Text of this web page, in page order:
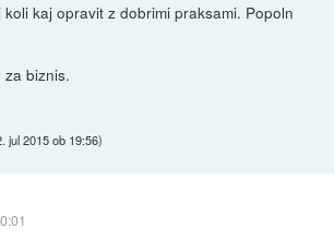
kaj opravit z dobrimi praksami. Popoln
za biznis.
jul 2015 ob 19:56)